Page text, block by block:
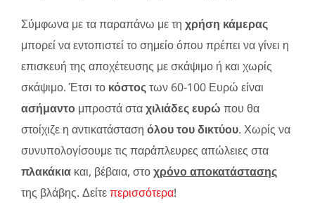
Σύμφωνα με τα παραπάνω με τη χρήση κάμερας
μπορεί να εντοπιστεί το σημείο όπου πρέπει να γίνει η
επισκευή της αποχέτευσης με σκάψιμο ή και χωρίς
σκάψιμο. Έτσι το κόστοςτων 60-100 Ευρώ είναι
ασήμαντο μπροστά σταχιλιάδες ευρώ που θα
στοίχιζε η αντικατάσταση όλου του δικτύου. Χωρίς να
συνυπολογίσουμε τις παράπλευρες απώλειες στα
πλακάκια και, βέβαια, στοχρόνο αποκατάστασης
της βλάβης. Δείτεπερισσότερα!